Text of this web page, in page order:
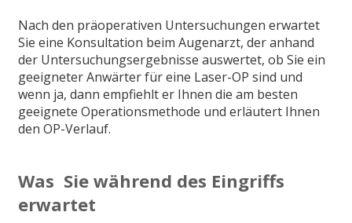
Nach den präoperativen Untersuchungen erwartet
Sie eine Konsultation beim Augenarzt, der anhand
der Untersuchungsergebnisse auswertet, ob Sie ein
geeigneter Anwärter für eine Laser-OP sind und
wenn ja, dann empfiehlt er Ihnen die am besten
geeignete Operationsmethode und erläutert Ihnen
den OP-Verlauf.
Was Sie während des Eingriffs
erwartet